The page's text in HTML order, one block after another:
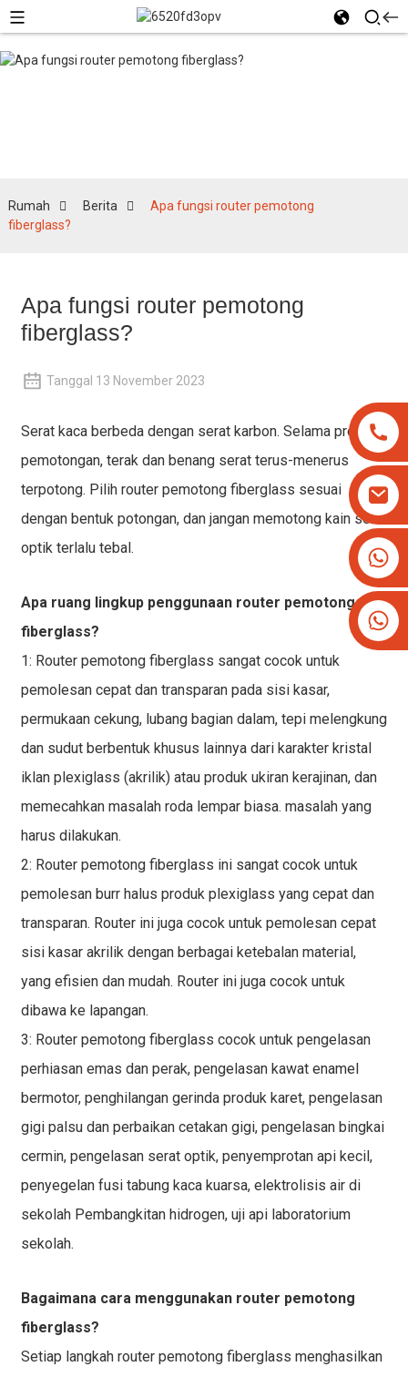
Rumah Berita
Apa fungsi router pemotong
fiberglass?
Apa fungsi router pemotong
fiberglass?
Tanggal 13 November 2023
Serat kaca berbeda dengan serat karbon. Selama proses
pemotongan, terak dan benang serat terus-menerus
terpotong. Pilih router pemotong fiberglass sesuai
dengan bentuk potongan, dan jangan memotong kain serat
optik terlalu tebal.
Apa ruang lingkup penggunaan router pemotong
fiberglass?
1: Router pemotong fiberglass sangat cocok untuk
pemolesan cepat dan transparan pada sisi kasar,
permukaan cekung, lubang bagian dalam, tepi melengkung
dan sudut berbentuk khusus lainnya dari karakter kristal
iklan plexiglass (akrilik) atau produk ukiran kerajinan, dan
memecahkan masalah roda lempar biasa. masalah yang
harus dilakukan.
2: Router pemotong fiberglass ini sangat cocok untuk
pemolesan burr halus produk plexiglass yang cepat dan
transparan. Router ini juga cocok untuk pemolesan cepat
sisi kasar akrilik dengan berbagai ketebalan material,
yang efisien dan mudah. ​​Router ini juga cocok untuk
dibawa ke lapangan.
3: Router pemotong fiberglass cocok untuk pengelasan
perhiasan emas dan perak, pengelasan kawat enamel
bermotor, penghilangan gerinda produk karet, pengelasan
gigi palsu dan perbaikan cetakan gigi, pengelasan bingkai
cermin, pengelasan serat optik, penyemprotan api kecil,
penyegelan fusi tabung kaca kuarsa, elektrolisis air di
sekolah Pembangkitan hidrogen, uji api laboratorium
sekolah.
Bagaimana cara menggunakan router pemotong
fiberglass?
Setiap langkah router pemotong fiberglass menghasilkan